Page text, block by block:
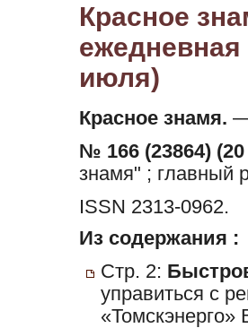
Красное
ежедневная
июля)
Красное знамя. —
№ 166 (23864)
знамя" ; главный
ISSN 2313-0962.
Из содержания :
Стр. 2:
управиться с